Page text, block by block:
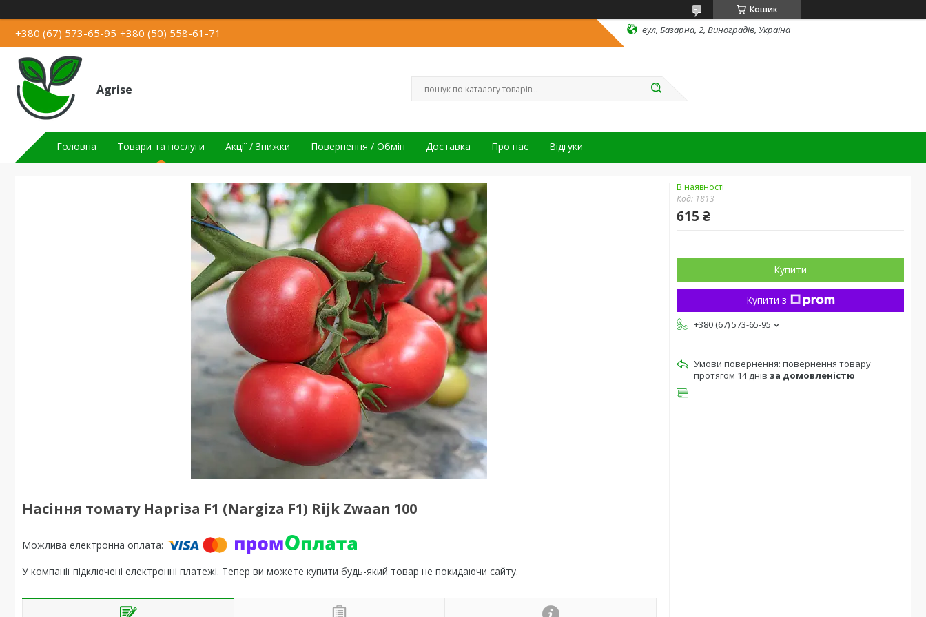
Кошик
+380 (67) 573-65-95 +380 (50) 558-61-71 вул, Базарна, 2, Виноградів, Україна
Agrise
Головна Товари та послуги Акції / Знижки Повернення / Обмін Доставка Про нас Відгуки
Насіння томату Наргіза F1 (Nargiza F1) Rijk Zwaan 100
У компанії підключені електронні платежі. Тепер ви можете купити будь-який товар не покидаючи сайту.
В наявності
Код: 1813
615 ₴
Купити
Купити з
+380 (67) 573-65-95
повернення товару
протягом 14 днів за домовленістю